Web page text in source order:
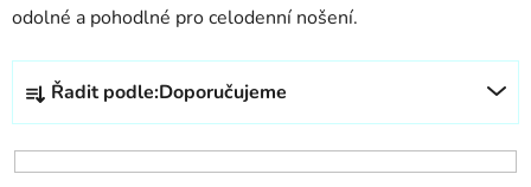
odolné a pohodlné pro celodenní nošení.
Ř
z
e
Řadit podle:Doporučujeme